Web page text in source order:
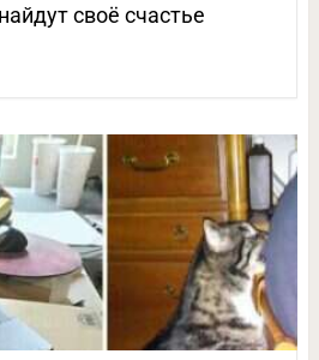
своё счастье